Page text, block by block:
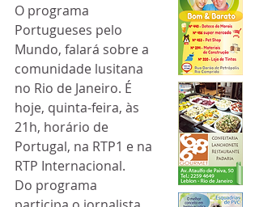
O programa
Portugueses pelo
Mundo, falará sobre a
comunidade lusitana
no Rio de Janeiro. É
hoje, quinta-feira, às
21h, horário de
Portugal, na RTP1 e na
RTP Internacional.
Do programa